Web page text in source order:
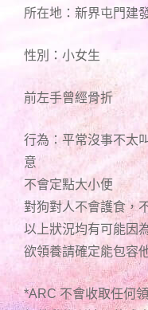
所在地：新界屯門建
性別：小女生
前左手曾經骨折
行為：平常沒事不太
意
不會定點大小便
對狗對人不會護食，
以上狀況均有可能因
欲領養請確定能包容
*ARC 不會收取任何